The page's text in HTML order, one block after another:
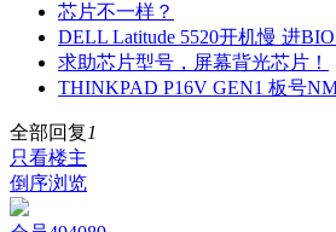
芯片不一样？
DELL Latitude 5520开机慢 进
求助芯片型号，屏幕背光芯片！
THINKPAD P16V GEN1 板号
全部回复 1
只看楼主
倒序浏览